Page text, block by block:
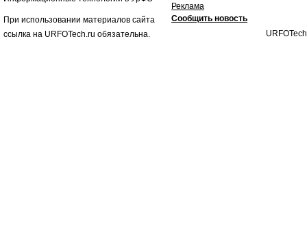
При использовании материалов сайта
ссылка на URFOTech.ru обязательна.
Реклама
Сообщить новость